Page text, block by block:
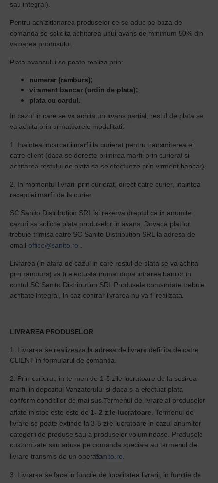
sau integral).
Pentru achizitionarea produselor ce se aduc pe baza de
comanda se solicita achitarea unui avans de minimum 50% din
valoarea produsului.
Plata avansului se poate realiza prin:
numerar (ramburs);
virament bancar (ordin de plata);
plata cu cardul.
In cazul in care se va achita un avans partial, restul de plata se
va achita prin urmatoarele modalitati:
1. Inaintea incarcarii marfii la curierat pentru transmiterea ei
catre client (daca se doreste primirea marfii prin curierat si
achitarea restului de plata sa se efectueze prin virment bancar).
2. In momentul livrarii prin curierat, direct catre curier, inaintea
receptiei marfii de la curier.
SC Sanito Distribution SRL isi rezerva dreptul ca in anumite
cazuri sa solicite plata produselor in avans. Dovada platilor
trebuie trimisa catre SC Sanito Distribution SRL la adresa de
email office@sanito.ro
Livrarea (in afara de cazul in care restul de plata se va achita
prin ramburs) va fi efectuata numai dupa intrarea banilor in
contul SC Sanito Distribution SRL Produsele comandate trebuie
achitate integral, in caz contrar livrarea nu va fi realizata.
LIVRAREA PRODUSELOR
1. Livrarea se realizeaza la adresa de livrare definita de catre
CLIENT in formularul de comanda.
2. Prin curierat, in termen de 1-5 zile lucratoare de la sosirea
marfii in depozitul Vanzatorului si daca s-a efectuat plata
conform conditiilor de mai sus. Termenul de livrare al produselor
aflate in stoc este este de 1- 2 zile lucratoare Termenul de
livrare se poate extinde la 3-5 zile lucratoare in cazul anumitor
categorii de produse sau a produselor voluminoase. Produsele
customizate sau aduse pe comanda speciala au termenul de
livrare transmis de un operatorSanito.ro
3. Livrarea se face in functie de localitatea livrarii, in functie de